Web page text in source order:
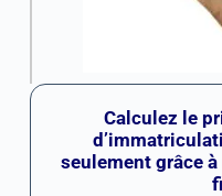
Calculez le
seulement grâce